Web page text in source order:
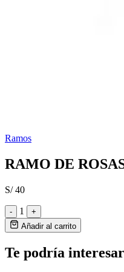
Ramos
RAMO DE
S/ 40
- 1
+
Añadir al carrito
Te podría interesar